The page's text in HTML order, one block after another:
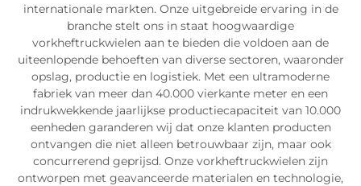
internationale markten. Onze uitgebreide ervaring in de
branche stelt ons in staat hoogwaardige
vorkheftruckwielen aan te bieden die voldoen aan de
uiteenlopende behoeften van diverse sectoren, waaronder
opslag, productie en logistiek. Met een ultramoderne
fabriek van meer dan 40.000 vierkante meter en een
indrukwekkende jaarlijkse productiecapaciteit van 10.000
eenheden garanderen wij dat onze klanten producten
ontvangen die niet alleen betrouwbaar zijn, maar ook
concurrerend geprijsd. Onze vorkheftruckwielen zijn
ontworpen met geavanceerde materialen en technologie,